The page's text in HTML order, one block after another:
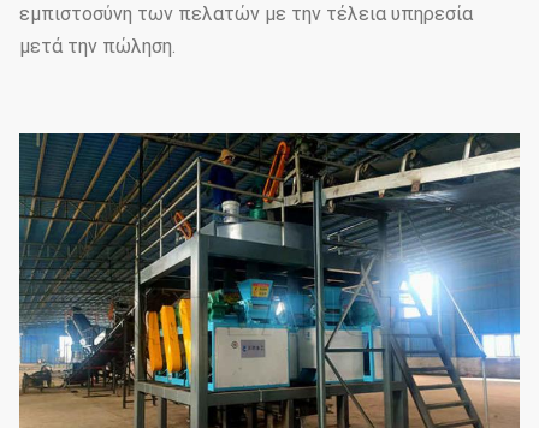
εμπιστοσύνη των πελατών με την τέλεια υπηρεσία
μετά την πώληση.